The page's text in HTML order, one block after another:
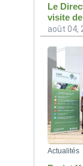
Le
visite
août 04,
Actualités